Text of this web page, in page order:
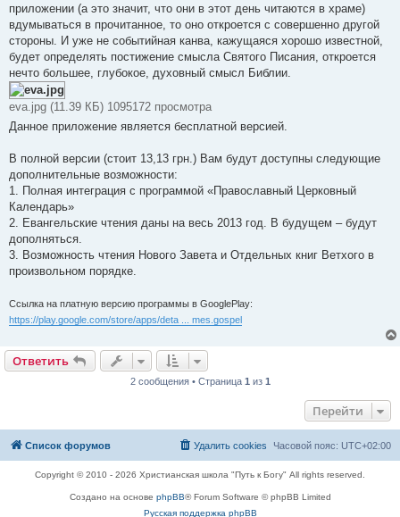
приложении (а это значит, что они в этот день читаются в храме)
вдумываться в прочитанное, то оно откроется с совершенно другой
стороны. И уже не событийная канва, кажущаяся хорошо известной,
будет определять постижение смысла Святого Писания, откроется
нечто большее, глубокое, духовный смысл Библии.
eva.jpg (11.39 КБ) 1095172 просмотра
Данное приложение является бесплатной версией.
В полной версии (стоит 13,13 грн.) Вам будут доступны следующие
дополнительные возможности:
1. Полная интеграция с программой «Православный Церковный
Календарь»
2. Евангельские чтения даны на весь 2013 год. В будущем – будут
дополняться.
3. Возможность чтения Нового Завета и Отдельных книг Ветхого в
произвольном порядке.
Ссылка на платную версию программы в GooglePlay:
https://play.google.com/store/apps/deta ... mes.gospel
Ответить
2 сообщения • Страница 1 из 1
Перейти
Список форумов Часовой пояс: UTC+02:00
Удалить cookies
Copyright © 2010 - 2026 Христианская школа "Путь к Богу" All rights reserved.
Создано на основе phpBB® Forum Software © phpBB Limited
Русская поддержка phpBB